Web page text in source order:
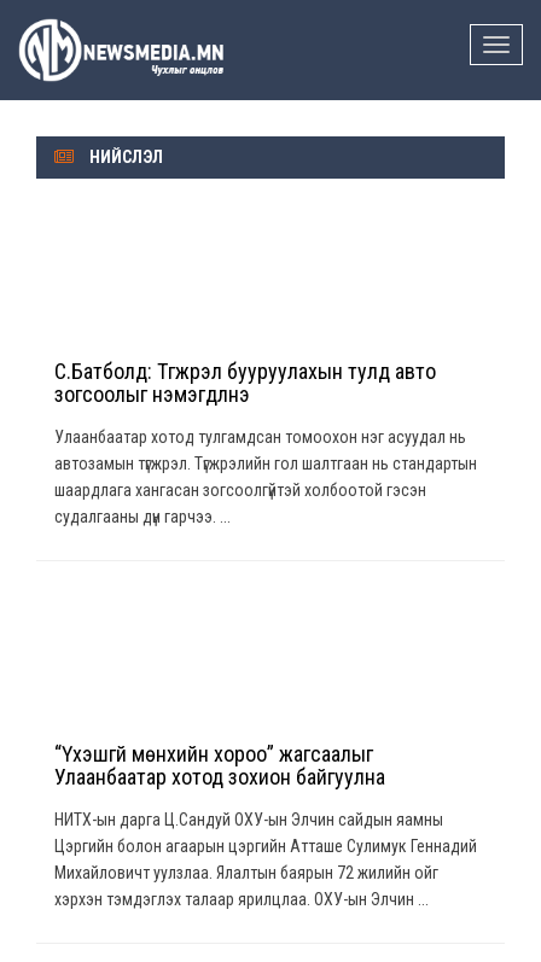
Toggle
НИЙСЛЭЛ
С.Батболд: Түгжрэл бууруулахын тулд авто
зогсоолыг нэмэгдүүлнэ
Улаанбаатар хотод тулгамдсан томоохон нэг асуудал нь
автозамын түгжрэл. Түгжрэлийн гол шалтгаан нь стандартын
шаардлага хангасан зогсоолгүйтэй холбоотой гэсэн
судалгааны дүн гарчээ. ...
“Үхэшгүй мөнхийн хороо” жагсаалыг
Улаанбаатар хотод зохион байгуулна
НИТХ-ын дарга Ц.Сандуй ОХУ-ын Элчин сайдын яамны
Цэргийн болон агаарын цэргийн Атташе Сулимук Геннадий
Михайловичт уулзлаа. Ялалтын баярын 72 жилийн ойг
хэрхэн тэмдэглэх талаар ярилцлаа. ОХУ-ын Элчин ...